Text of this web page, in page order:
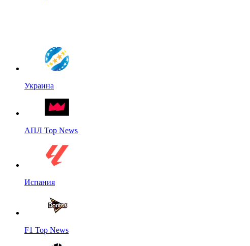
Украина
АПЛ Top News
Испания
F1 Top News